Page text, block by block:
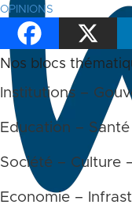
OPINIONS
Nos blocs
Institutions –
Education –
Société – Culture
Economie –